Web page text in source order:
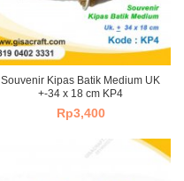
Souvenir Kipas Batik Medium UK
+-34 x 18 cm KP4
Rp3,400